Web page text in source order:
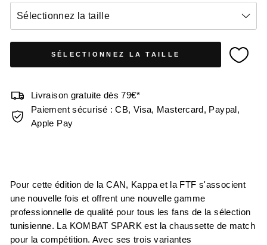
Sélectionnez la taille
SÉLECTIONNEZ LA TAILLE
Livraison gratuite dès 79€*
Paiement sécurisé : CB, Visa, Mastercard, Paypal,
Apple Pay
Pour cette édition de la CAN, Kappa et la FTF s'associent
une nouvelle fois et offrent une nouvelle gamme
professionnelle de qualité pour tous les fans de la sélection
tunisienne. La KOMBAT SPARK est la chaussette de match
pour la compétition. Avec ses trois variantes